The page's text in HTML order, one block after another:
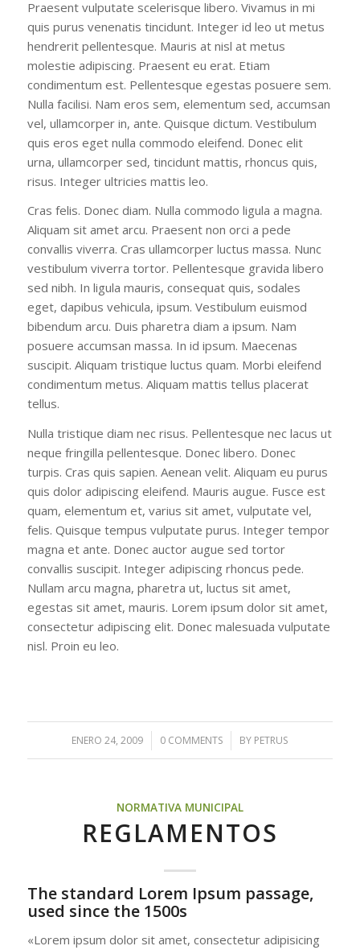
Praesent vulputate scelerisque libero. Vivamus in mi
quis purus venenatis tincidunt. Integer id leo ut metus
hendrerit pellentesque. Mauris at nisl at metus
molestie adipiscing. Praesent eu erat. Etiam
condimentum est. Pellentesque egestas posuere sem.
Nulla facilisi. Nam eros sem, elementum sed, accumsan
vel, ullamcorper in, ante. Quisque dictum. Vestibulum
quis eros eget nulla commodo eleifend. Donec elit
urna, ullamcorper sed, tincidunt mattis, rhoncus quis,
risus. Integer ultricies mattis leo.
Cras felis. Donec diam. Nulla commodo ligula a magna.
Aliquam sit amet arcu. Praesent non orci a pede
convallis viverra. Cras ullamcorper luctus massa. Nunc
vestibulum viverra tortor. Pellentesque gravida libero
sed nibh. In ligula mauris, consequat quis, sodales
eget, dapibus vehicula, ipsum. Vestibulum euismod
bibendum arcu. Duis pharetra diam a ipsum. Nam
posuere accumsan massa. In id ipsum. Maecenas
suscipit. Aliquam tristique luctus quam. Morbi eleifend
condimentum metus. Aliquam mattis tellus placerat
tellus.
Nulla tristique diam nec risus. Pellentesque nec lacus ut
neque fringilla pellentesque. Donec libero. Donec
turpis. Cras quis sapien. Aenean velit. Aliquam eu purus
quis dolor adipiscing eleifend. Mauris augue. Fusce est
quam, elementum et, varius sit amet, vulputate vel,
felis. Quisque tempus vulputate purus. Integer tempor
magna et ante. Donec auctor augue sed tortor
convallis suscipit. Integer adipiscing rhoncus pede.
Nullam arcu magna, pharetra ut, luctus sit amet,
egestas sit amet, mauris. Lorem ipsum dolor sit amet,
consectetur adipiscing elit. Donec malesuada vulputate
nisl. Proin eu leo.
ENERO 24, 2009
/ 0 COMMENTS
/ BY PETRUS
NORMATIVA MUNICIPAL
REGLAMENTOS
The standard Lorem Ipsum passage,
used since the 1500s
«Lorem ipsum dolor sit amet, consectetur adipisicing